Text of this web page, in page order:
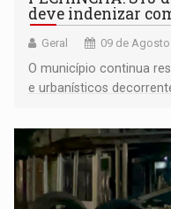
deve indenizar
Geral 09 de
O município continua
e urbanísticos